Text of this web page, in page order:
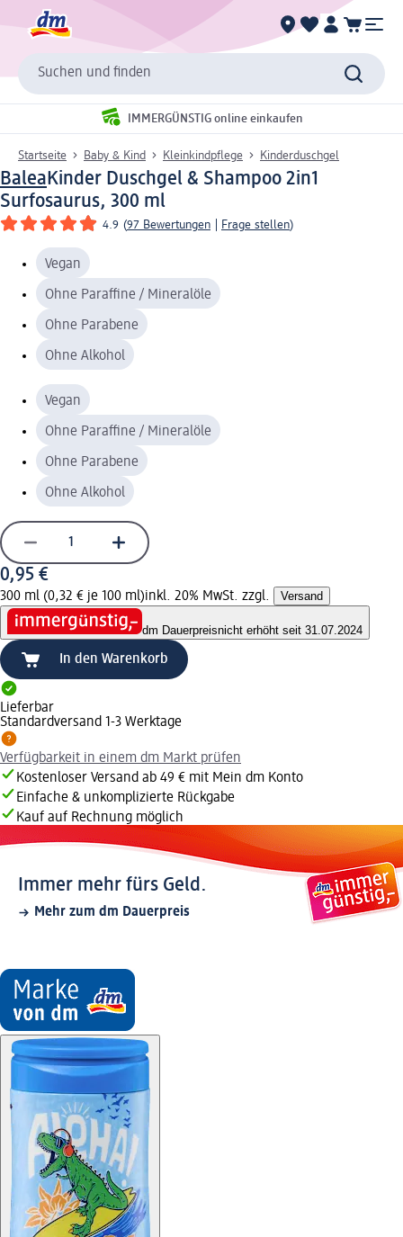
Suchen und finden
IMMERGÜNSTIG online einkaufen
Startseite Baby & Kind Kleinkindpflege Kinderduschgel
Balea Kinder Duschgel & Shampoo 2in1
Surfosaurus, 300 ml
4.9 (97 Bewertungen Frage stellen)
Vegan
Ohne Paraffine / Mineralöle
Ohne Parabene
Ohne Alkohol
Vegan
Ohne Paraffine / Mineralöle
Ohne Parabene
Ohne Alkohol
0,95 €
300 ml (0,32 € je 100 ml)inkl. 20% MwSt. zzgl. Versand
dm Dauerpreisnicht erhöht seit 31.07.2024
In den Warenkorb
Lieferbar
Standardversand 1-3 Werktage
Verfügbarkeit in einem dm Markt prüfen
Kostenloser Versand ab 49 € mit Mein dm Konto
Einfache & unkomplizierte Rückgabe
Kauf auf Rechnung möglich
Immer mehr fürs Geld.
Mehr zum dm Dauerpreis